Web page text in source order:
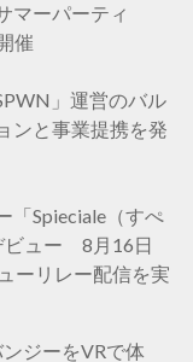
マーパーティ
催
」運営のバル
ンと事業提携を発
「Spieciale（すぺ
ビュー 8月16日
ーリレー配信を実
ジーをVRで体